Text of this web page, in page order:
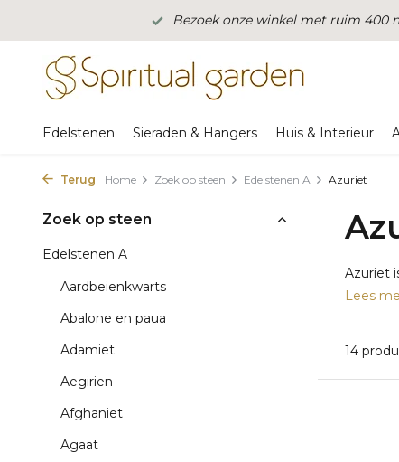
Bezoek onze winkel met ruim 400
Edelstenen Sieraden & Hangers Huis & Interieur
Terug Home Zoek op steen Edelstenen A Azuriet
Zoek op steen
Edelstenen A
Aardbeienkwarts
Abalone en paua
Adamiet
Aegirien
Afghaniet
Agaat
Azuriet
Lees
14